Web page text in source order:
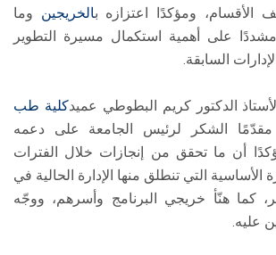
الأقسام، ومؤكدًا اعتزازه بالخريجين وما
على أهمية استكمال مسيرة التطوير
السابقة.
الدكتور كريم البطوطي عميدكلية طب
مقدّمًا الشكر لرئيس الجامعة على دعمه
أن ما تحقق من إنجازات خلال الفترات
الأساسية التي تنطلق منها الإدارة الحالية في
كما هنّأ خريجي البرنامج وأسرهم، ووجّه
عليه.